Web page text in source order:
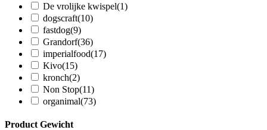
De vrolijke kwispel(1)
dogscraft(10)
fastdog(9)
Grandorf(36)
imperialfood(17)
Kivo(15)
kronch(2)
Non Stop(11)
organimal(73)
Product Gewicht